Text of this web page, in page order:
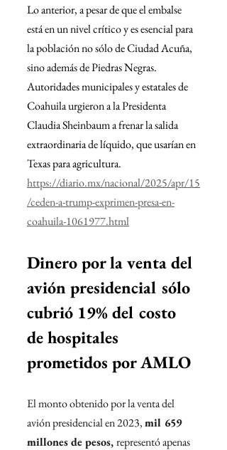
Lo anterior, a pesar de que el embalse
está en un nivel crítico y es esencial para
la población no sólo de Ciudad Acuña,
sino además de Piedras Negras.
Autoridades municipales y estatales de
Coahuila urgieron a la Presidenta
Claudia Sheinbaum a frenar la salida
extraordinaria de líquido, que usarían en
Texas para agricultura.
https://diario.mx/nacional/2025/apr/15
/ceden-a-trump-exprimen-presa-en-
coahuila-1061977.html
Dinero por la venta del
avión presidencial sólo
cubrió 19% del costo
de hospitales
prometidos por AMLO
El monto obtenido por la venta del
avión presidencial en 2023, mil 659
millones de pesos, representó apenas